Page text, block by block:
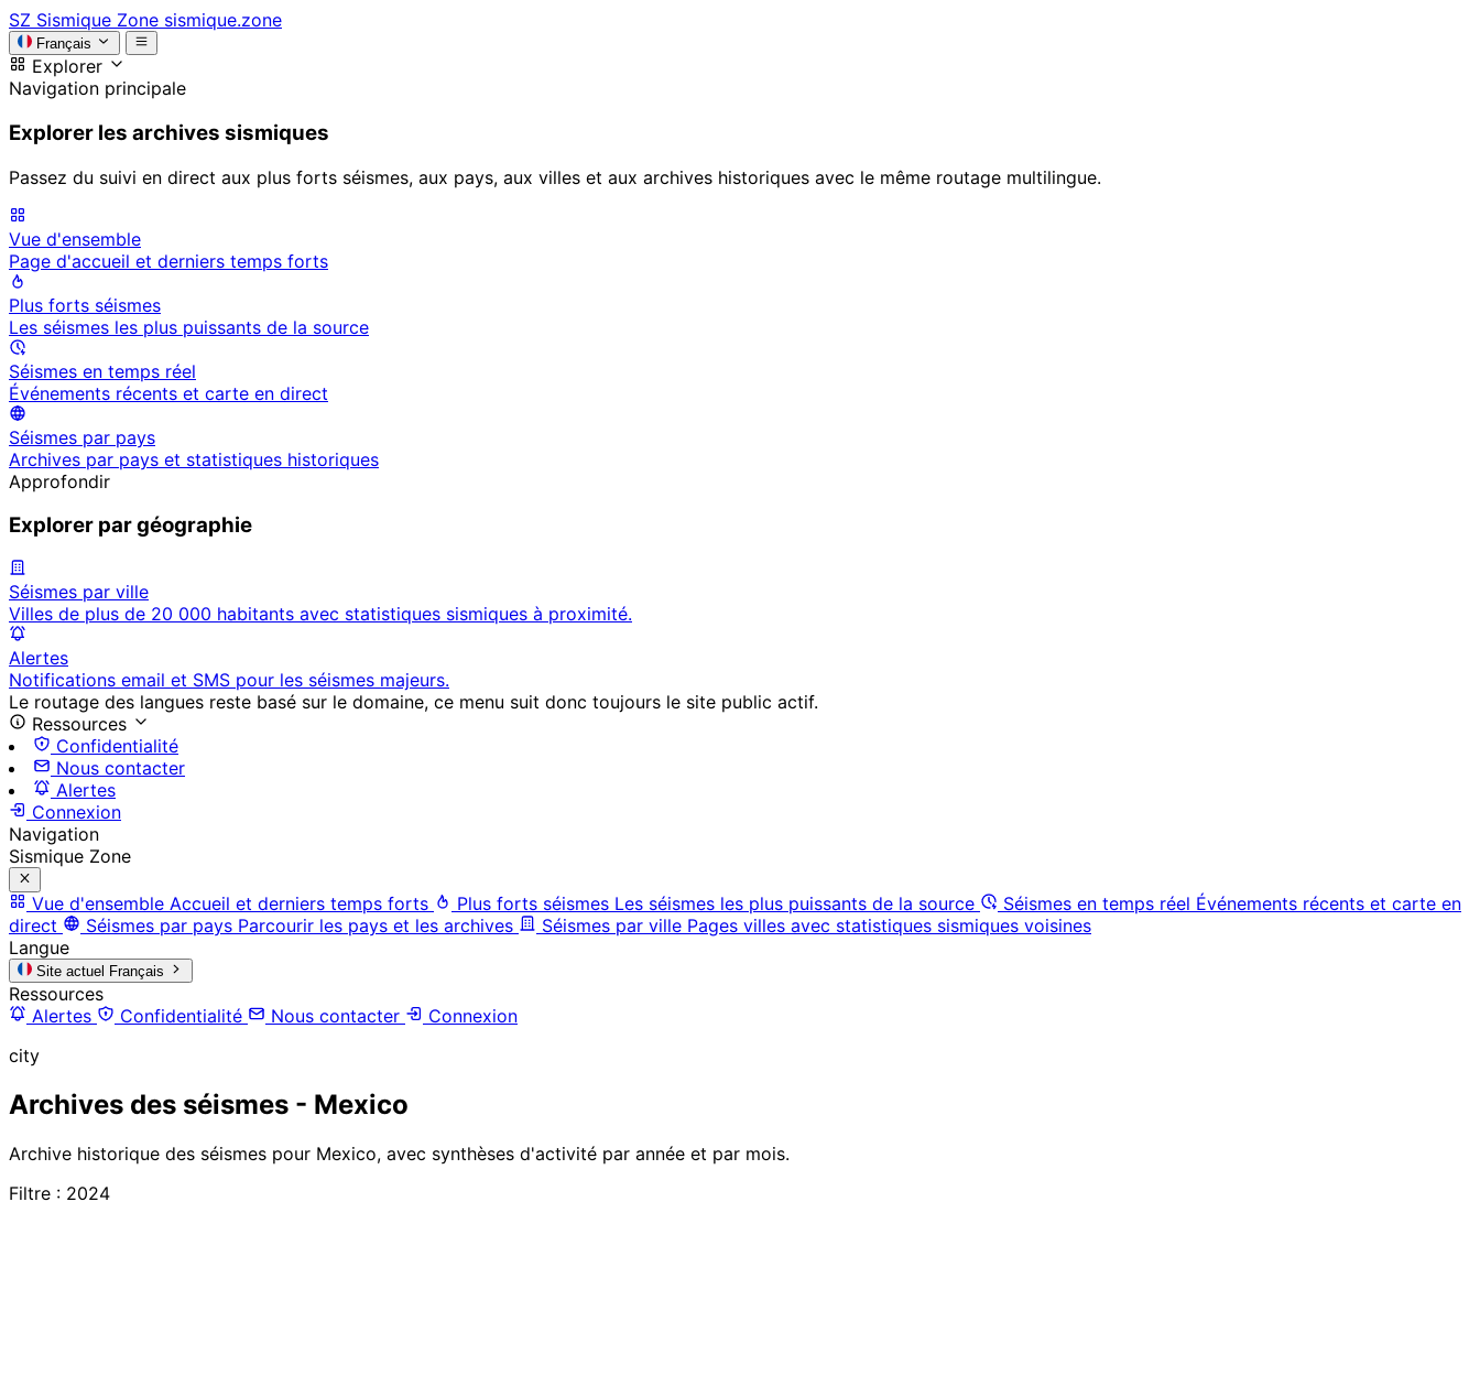
SZ Sismique Zone sismique.zone
Français
Explorer
Navigation principale
Explorer les archives sismiques
Passez du suivi en direct aux plus forts séismes, aux pays, aux villes et aux archives historiques avec le même routage multilingue.
Vue d'ensemble
Page d'accueil et derniers temps forts
Plus forts séismes
Les séismes les plus puissants de la source
Séismes en temps réel
Événements récents et carte en direct
Séismes par pays
Archives par pays et statistiques historiques
Approfondir
Explorer par géographie
Séismes par ville
Villes de plus de 20 000 habitants avec statistiques sismiques à proximité.
Alertes
Notifications email et SMS pour les séismes majeurs.
Le routage des langues reste basé sur le domaine, ce menu suit donc toujours le site public actif.
Ressources
Confidentialité
Nous contacter
Alertes
Connexion
Navigation
Sismique Zone
Vue d'ensemble Accueil et derniers temps forts Plus forts séismes Les séismes les plus puissants de la source Séismes en temps réel Événements récents et carte en
direct
Séismes par pays Parcourir les pays et les archives Séismes par ville Pages villes avec statistiques sismiques voisines
Langue
Site actuel Français
Ressources
Alertes
Confidentialité Nous contacter
Connexion
city
Archives des séismes - Mexico
Archive historique des séismes pour Mexico, avec synthèses d'activité par année et par mois.
Filtre : 2024